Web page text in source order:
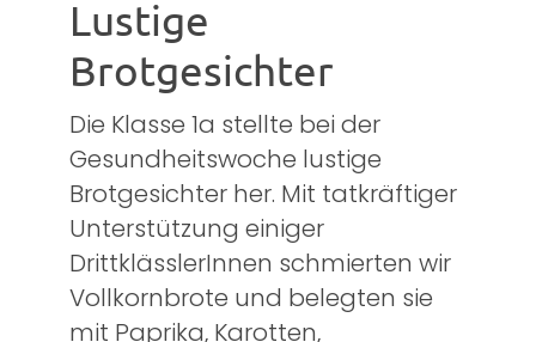
Lustige
Brotgesichter
Die Klasse 1a stellte bei der
Gesundheitswoche lustige
Brotgesichter her. Mit tatkräftiger
Unterstützung einiger
DrittklässlerInnen schmierten wir
Vollkornbrote und belegten sie
mit Paprika, Karotten,